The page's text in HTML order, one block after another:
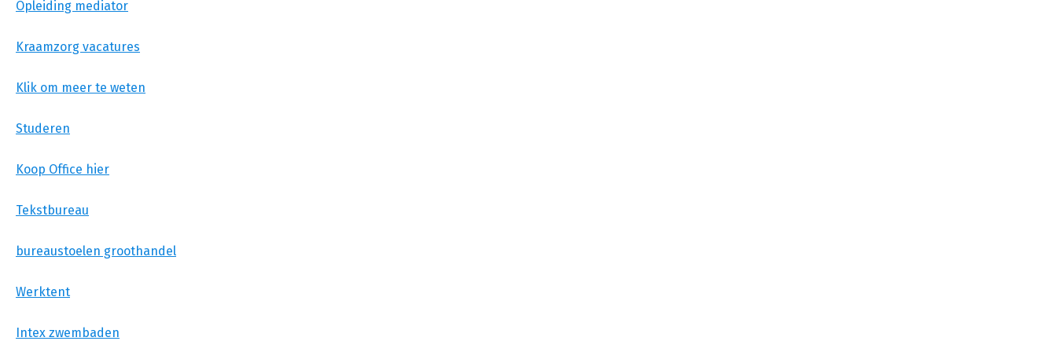
Opleiding mediator
Kraamzorg vacatures
Klik om meer te weten
Studeren
Koop Office hier
Tekstbureau
bureaustoelen groothandel
Werktent
Intex zwembaden